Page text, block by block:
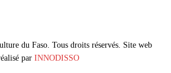
du Faso. Tous droits réservés. Site web
par INNODISSO